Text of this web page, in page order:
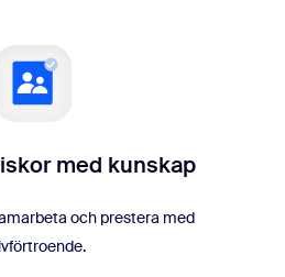
med kunskap
och prestera med